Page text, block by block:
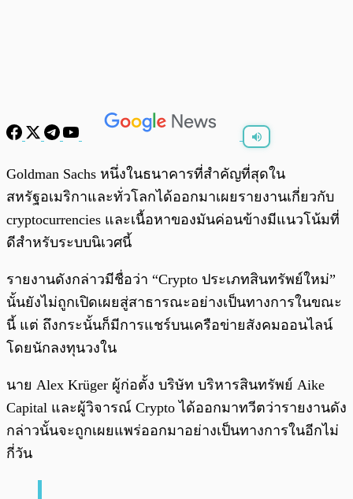
0:00
Goldman Sachs หนึ่งในธนาคารที่สำคัญที่สุดใน
สหรัฐอเมริกาและทั่วโลกได้ออกมาเผยรายงานเกี่ยวกับ
cryptocurrencies และเนื้อหาของมันค่อนข้างมีแนวโน้มที่
ดีสำหรับระบบนิเวศนี้
รายงานดังกล่าวมีชื่อว่า “Crypto ประเภทสินทรัพย์ใหม่”
นั้นยังไม่ถูกเปิดเผยสู่สาธารณะอย่างเป็นทางการในขณะ
นี้ แต่ ถึงกระนั้นก็มีการแชร์บนเครือข่ายสังคมออนไลน์
โดยนักลงทุนวงใน
นาย Alex Krüger ผู้ก่อตั้ง บริษัท บริหารสินทรัพย์ Aike
Capital และผู้วิจารณ์ Crypto ได้ออกมาทวีตว่ารายงานดัง
กล่าวนั้นจะถูกเผยแพร่ออกมาอย่างเป็นทางการในอีกไม่
กี่วัน